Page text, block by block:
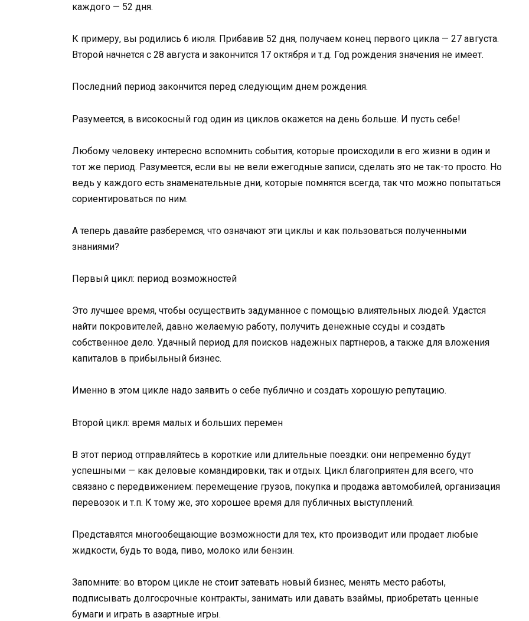
каждого — 52 дня.
К примеру, вы родились 6 июля. Прибавив 52 дня, получаем конец первого цикла — 27 августа.
Второй начнется с 28 августа и закончится 17 октября и т.д. Год рождения значения не имеет.
Последний период закончится перед следующим днем рождения.
Разумеется, в високосный год один из циклов окажется на день больше. И пусть себе!
Любому человеку интересно вспомнить события, которые происходили в его жизни в один и
тот же период. Разумеется, если вы не вели ежегодные записи, сделать это не так-то просто. Но
ведь у каждого есть знаменательные дни, которые помнятся всегда, так что можно попытаться
сориентироваться по ним.
А теперь давайте разберемся, что означают эти циклы и как пользоваться полученными
знаниями?
Первый цикл: период возможностей
Это лучшее время, чтобы осуществить задуманное с помощью влиятельных людей. Удастся
найти покровителей, давно желаемую работу, получить денежные ссуды и создать
собственное дело. Удачный период для поисков надежных партнеров, а также для вложения
капиталов в прибыльный бизнес.
Именно в этом цикле надо заявить о себе публично и создать хорошую репутацию.
Второй цикл: время малых и больших перемен
В этот период отправляйтесь в короткие или длительные поездки: они непременно будут
успешными — как деловые командировки, так и отдых. Цикл благоприятен для всего, что
связано с передвижением: перемещение грузов, покупка и продажа автомобилей, организация
перевозок и т.п. К тому же, это хорошее время для публичных выступлений.
Представятся многообещающие возможности для тех, кто производит или продает любые
жидкости, будь то вода, пиво, молоко или бензин.
Запомните: во втором цикле не стоит затевать новый бизнес, менять место работы,
подписывать долгосрочные контракты, занимать или давать взаймы, приобретать ценные
бумаги и играть в азартные игры.